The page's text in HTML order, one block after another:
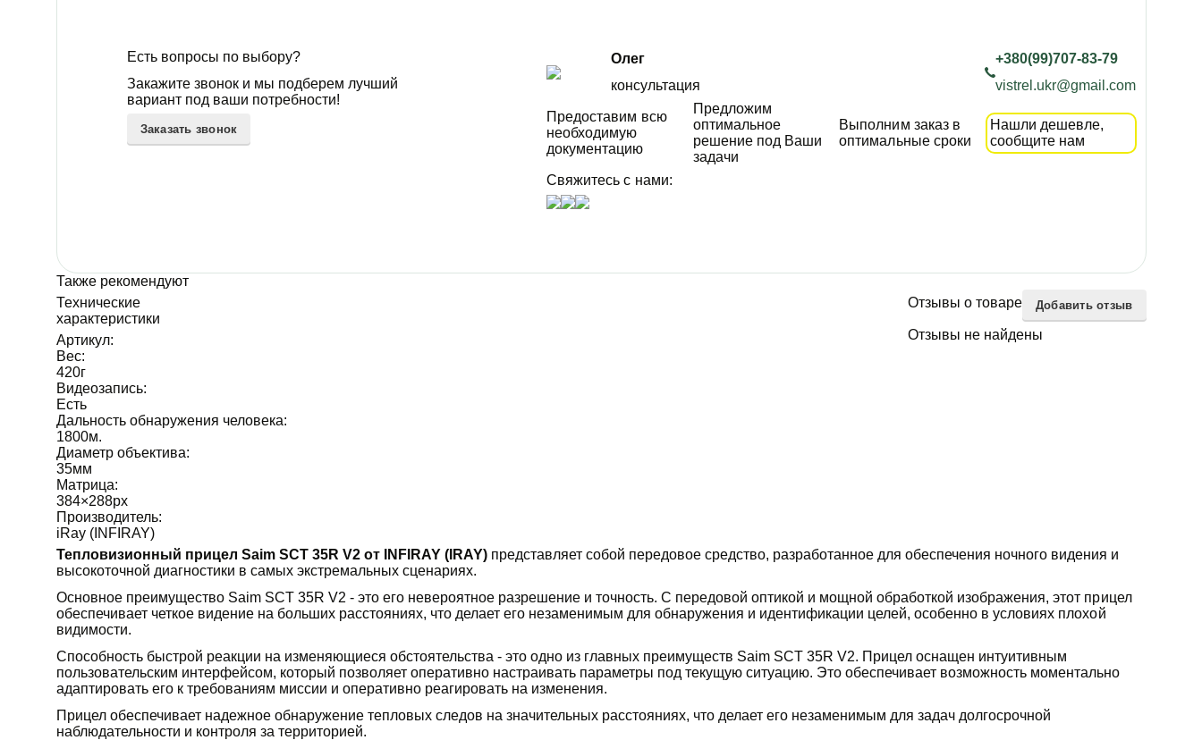
Есть вопросы по выбору?
Закажите звонок и мы подберем лучший
вариант под ваши потребности!
Заказать звонок
Олег
консультация
+380(99)707-83-79
vistrel.ukr@gmail.com
Предоставим всю
необходимую
документацию
Предложим
оптимальное
решение под Ваши
задачи
Выполним заказ в
оптимальные сроки
Нашли дешевле,
сообщите нам
Свяжитесь с нами:
Также рекомендуют
Технические
характеристики
Артикул:
Вес:
420г
Видеозапись:
Есть
Дальность обнаружения человека:
1800м.
Диаметр объектива:
35мм
Матрица:
384×288px
Производитель:
iRay (INFIRAY)
Отзывы о товаре Добавить отзыв
Отзывы не найдены
Тепловизионный прицел Saim SCT 35R V2 от INFIRAY (IRAY)представляет собой передовое средство, разработанное для обеспечения ночного видения и
высокоточной диагностики в самых экстремальных сценариях.
Основное преимущество Saim SCT 35R V2 - это его невероятное разрешение и точность. С передовой оптикой и мощной обработкой изображения, этот прицел
обеспечивает четкое видение на больших расстояниях, что делает его незаменимым для обнаружения и идентификации целей, особенно в условиях плохой
видимости.
Способность быстрой реакции на изменяющиеся обстоятельства - это одно из главных преимуществ Saim SCT 35R V2. Прицел оснащен интуитивным
пользовательским интерфейсом, который позволяет оперативно настраивать параметры под текущую ситуацию. Это обеспечивает возможность моментально
адаптировать его к требованиям миссии и оперативно реагировать на изменения.
Прицел обеспечивает надежное обнаружение тепловых следов на значительных расстояниях, что делает его незаменимым для задач долгосрочной
наблюдательности и контроля за территорией.